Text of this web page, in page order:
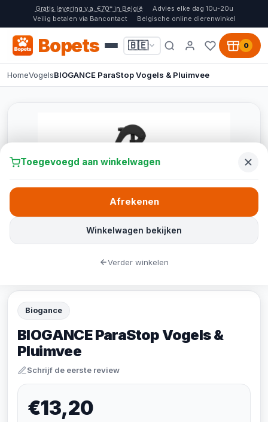
Gratis levering v.a. €70* in België
Advies elke dag 10u-20u
Veilig betalen via Bancontact
Belgische online dierenwinkel
Bopets 🇧🇪 0
HomeVogelsBIOGANCE ParaStop Vogels & Pluimvee
Biogance
BIOGANCE ParaStop Vogels &
Pluimvee
Schrijf de eerste review
€13,20
Toegevoegd aan winkelwagen
Winkelwagen bekijken
Afrekenen
Verder winkelen